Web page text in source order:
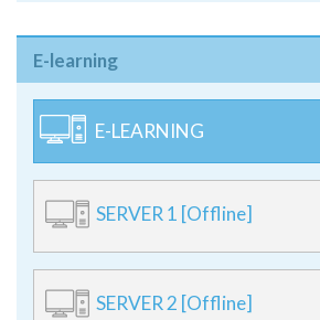
E-learning
E-LEARNING
SERVER 1 [Offline]
SERVER 2 [Offline]